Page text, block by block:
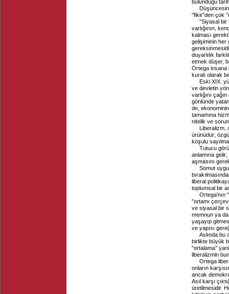
bulunduğu
"fikir"den çok
"Siyasal bir
varlığının,
kalması
gelişiminin her
duyarlılık
etmek düşer,
Ortega insana
kuralı olarak
Eski XIX.
ve devletin
varlığını
gönlünde
de,
tamamına
nitelik ve
Liberalizm,
ürünüdür;
koşulu
Tutucu
anlamına
aşmasını
Somut
liberal
toplumsal bir
Ortega'nın
"ortamı
ve siyasal bir
memnun ya da
yaşayıp
ve yapısı
Aslında bu
birlikte büyük
"ortalama" yani
liberalizmin
Ortega
onların
ancak
Asıl karşı
üretilmesidir.